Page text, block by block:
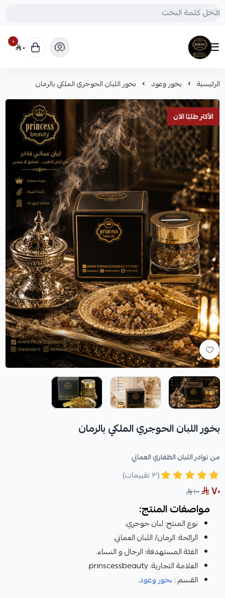
Princess beauty
٠ ٠
الرئيسية بخور وعود بخور اللبان الحوجري الملكي بالرمان
الأكثر طلبًا الآن
بخور اللبان الحوجري الملكي بالرمان
من نوادر اللبان الظفاري العماني
(٣ تقييمات)
٧٠ ١٠٠
مواصفات المنتج:
نوع المنتج: لبان حوجري.
الرائحة: الرمان/ اللبان العماني.
الفئة المستهدفة: الرجال و النساء.
العلامة التجارية: prinscessbeauty.
القسم : بخور وعود.